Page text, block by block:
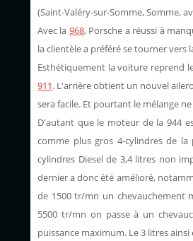
(Saint-Valéry-sur-Somme, Somme,
Avec la 968, Porsche a réussi à
la clientèle a préféré se tourner
Esthétiquement la voiture reprend
911. L'arrière obtient un nouvel
sera facile. Et pourtant le mélange
D'autant que le moteur de la 944
comme plus gros 4-cylindres de
cylindres Diesel de 3,4 litres non
dernier a donc été amélioré,
de 1500 tr/mn un chevauchement
5500 tr/mn on passe à un
puissance maximum. Le 3 litres